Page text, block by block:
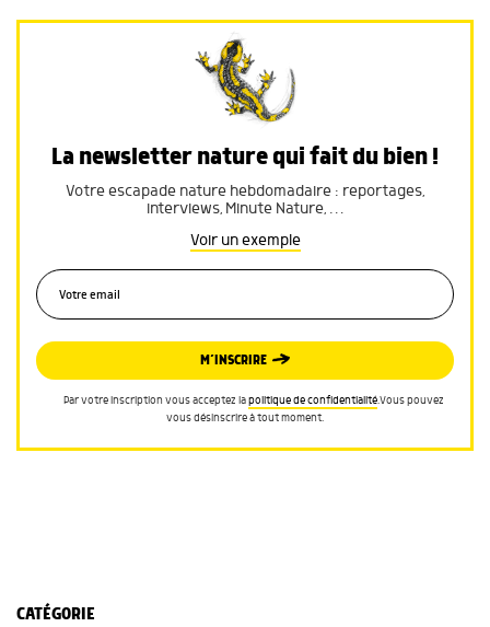
La newsletter nature qui fait du bien !
Votre escapade nature hebdomadaire : reportages,
interviews, Minute Nature, …
Voir un exemple
M’INSCRIRE
Par votre inscription vous acceptez la politique de confidentialité.Vous pouvez
vous désinscrire à tout moment.
CATÉGORIE